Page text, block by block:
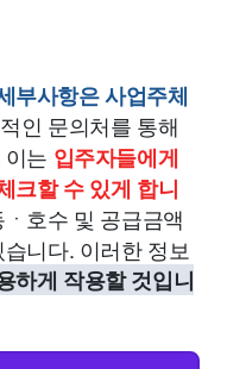
부사항은 사업주체
인 문의처를 통해
는 입주자들에게
크할 수 있게 합니
호수 및 공급금액
니다. 이러한 정보
하게 작용할 것입니